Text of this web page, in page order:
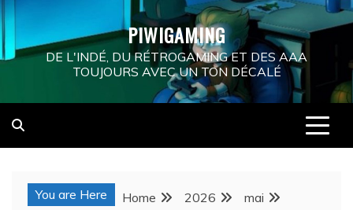
Skip
to
content
PIWIGAMING
DE L'INDÉ, DU RÉTROGAMING ET DES AAA
TOUJOURS AVEC UN TON DÉCALÉ
You are Here Home 2026
mai